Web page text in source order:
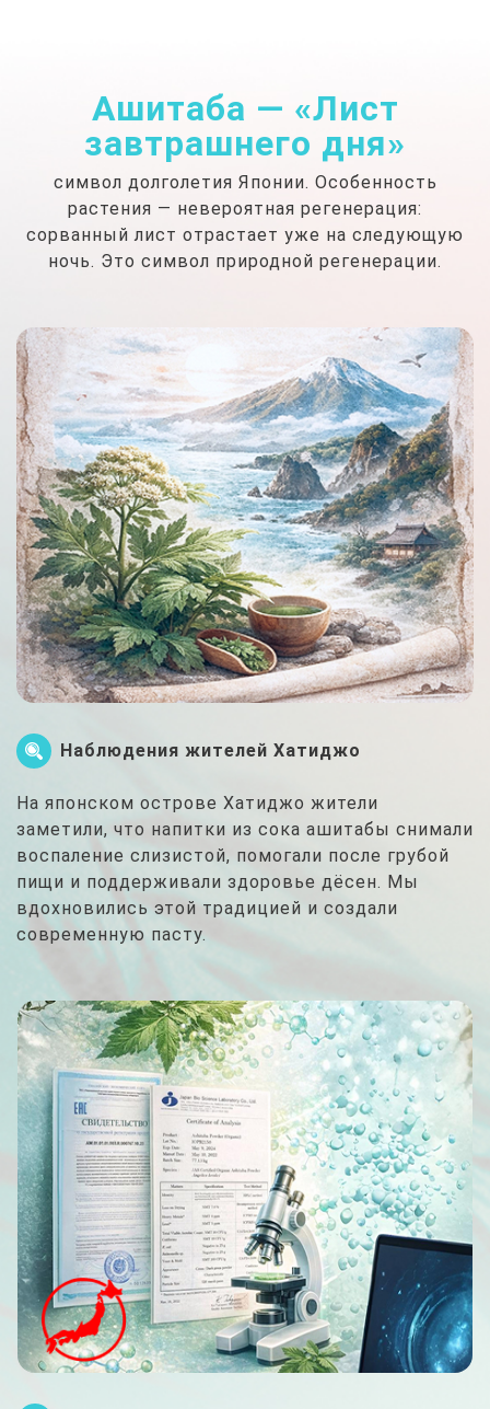
Ашитаба — «Лист
завтрашнего дня»
символ долголетия Японии. Особенность
растения — невероятная регенерация:
сорванный лист отрастает уже на следующую
ночь. Это символ природной регенерации.
Наблюдения жителей Хатиджо
На японском острове Хатиджо жители
заметили, что напитки из сока ашитабы снимали
воспаление слизистой, помогали после грубой
пищи и поддерживали здоровье дёсен. Мы
вдохновились этой традицией и создали
современную пасту.